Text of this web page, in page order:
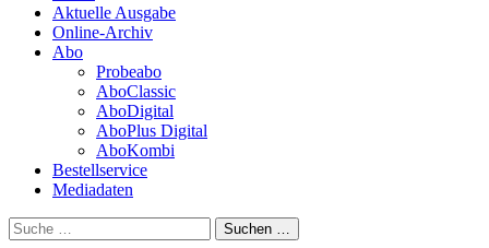
Aktuelle Ausgabe
Online-Archiv
Abo
Probeabo
AboClassic
AboDigital
AboPlus Digital
AboKombi
Bestellservice
Mediadaten